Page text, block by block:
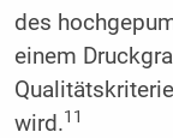
des
einem
wird.11